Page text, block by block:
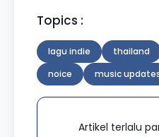
Topics :
lagu indie thailand
noice
music
Artikel terlalu